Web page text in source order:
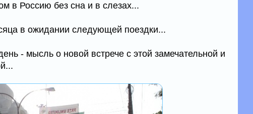
в Россию без сна и в слезах...
в ожидании следующей поездки...
- мысль о новой встрече с этой замечательной и